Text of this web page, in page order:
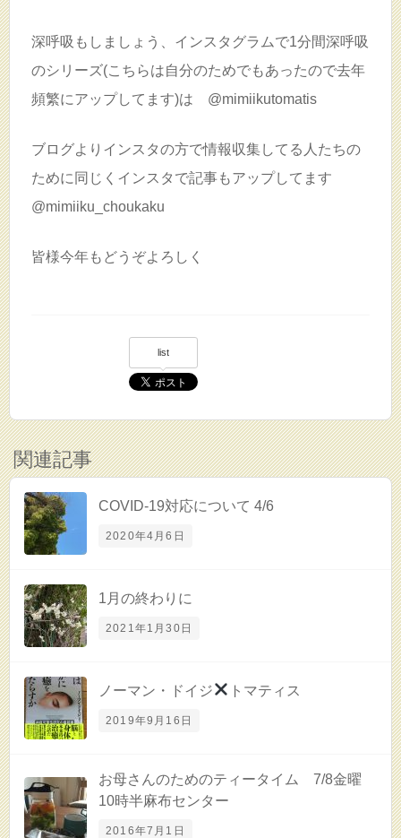
深呼吸もしましょう、インスタグラムで1分間深呼吸
のシリーズ(こちらは自分のためでもあったので去年
頻繁にアップしてます)は @mimiikutomatis
ブログよりインスタの方で情報収集してる人たちの
ために同じくインスタで記事もアップしてます
@mimiiku_choukaku
皆様今年もどうぞよろしく
list
関連記事
COVID-19対応について 4/6
2020年4月6日
1月の終わりに
2021年1月30日
ノーマン・ドイジ トマティス
2019年9月16日
お母さんのためのティータイム 7/8金曜
10時半麻布センター
2016年7月1日